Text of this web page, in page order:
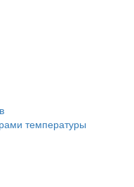
температуры